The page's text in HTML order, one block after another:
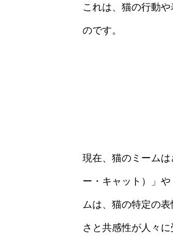
これは、猫の行動
のです。
現在、猫のミーム
ー・キャット）」
ムは、猫の特定の
さと共感性が人々に